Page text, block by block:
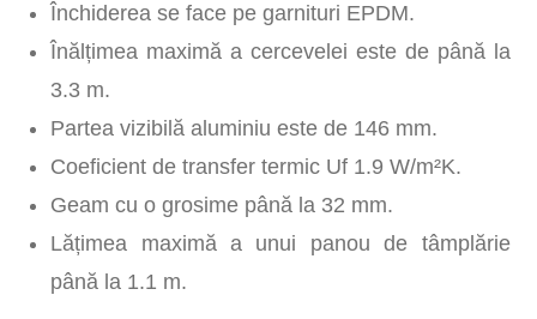
Închiderea se face pe garnituri EPDM.
Înălțimea maximă a cercevelei este de până la
3.3 m.
Partea vizibilă aluminiu este de 146 mm.
Coeficient de transfer termic Uf 1.9 W/m²K.
Geam cu o grosime până la 32 mm.
Lățimea maximă a unui panou de tâmplărie
până la 1.1 m.